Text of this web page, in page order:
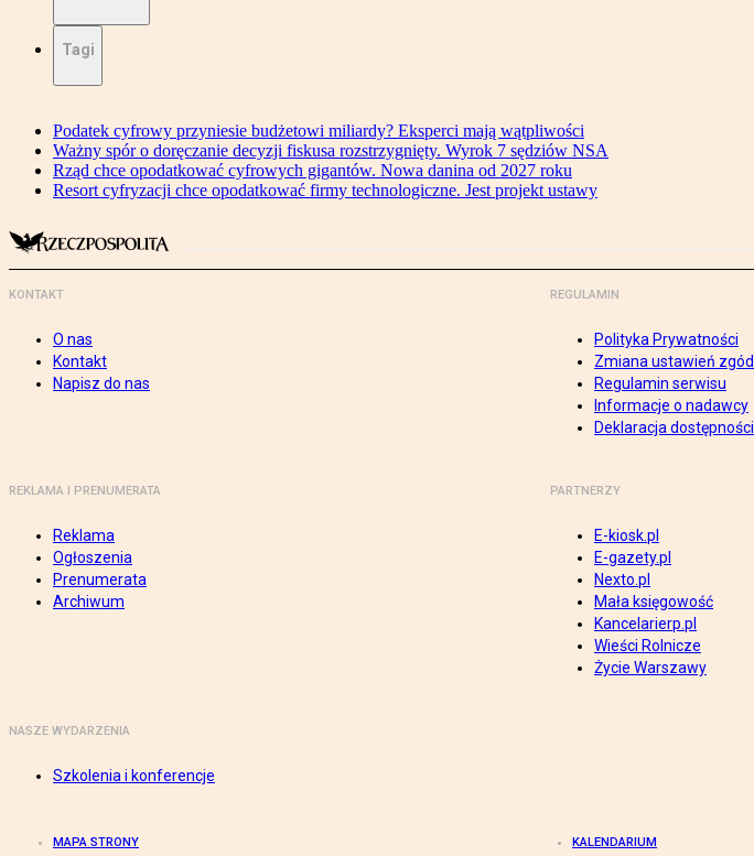
Tagi
Podatek cyfrowy przyniesie budżetowi miliardy? Eksperci mają wątpliwości
Ważny spór o doręczanie decyzji fiskusa rozstrzygnięty. Wyrok 7 sędziów NSA
Rząd chce opodatkować cyfrowych gigantów. Nowa danina od 2027 roku
Resort cyfryzacji chce opodatkować firmy technologiczne. Jest projekt ustawy
KONTAKT
O nas
Kontakt
Napisz do nas
REGULAMIN
Polityka Prywatności
Zmiana ustawień zgód
Regulamin serwisu
Informacje o nadawcy
Deklaracja dostępności
REKLAMA I PRENUMERATA
Reklama
Ogłoszenia
Prenumerata
Archiwum
PARTNERZY
E-kiosk.pl
E-gazety.pl
Nexto.pl
Mała księgowość
Kancelarierp.pl
Wieści Rolnicze
Życie Warszawy
NASZE WYDARZENIA
Szkolenia i konferencje
MAPA STRONY KALENDARIUM